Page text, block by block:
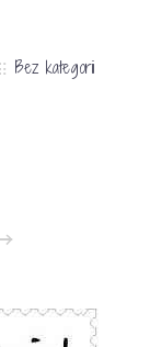
Bez kategorii